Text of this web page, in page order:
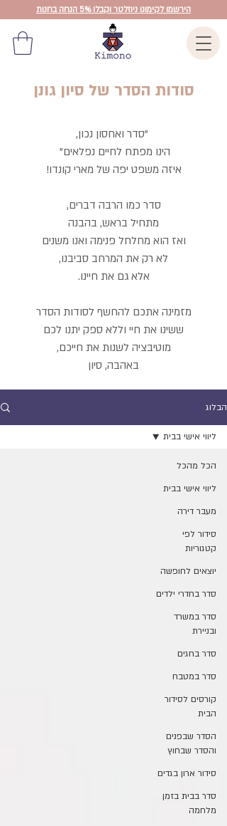
הירשמו לקימונו ניוזלטר וקבלו 5% הנחה בחנות
סודות הסדר של סיון גונן
"סדר ואחסון נכון,
הינו מפתח לחיים נפלאים"
איזה משפט יפה של מארי קונדו!
סדר כמו הרבה דברים,
מתחיל בראש, בהבנה
ואז הוא מחלחל פנימה ואנו משנים
לא רק את המרחב סביבנו,
אלא גם את חיינו.
מזמינה אתכם להחשף לסודות הסדר
ששינו את חיי וללא ספק יתנו לכם
מוטיבציה לשנות את חייכם,
באהבה, סיון
הבלוג
הכל מהכל
ליווי אישי בבית
מעבר דירה
סידור לפי
קטגוריות
יוצאים לחופשה
סדר בחדרי ילדים
סדר במשרד
ובניירת
סדר בחגים
סדר במטבח
קורסים לסידור
הבית
הסדר שבפנים
והסדר שבחוץ
סידור ארון בגדים
סדר בבית בזמן
מלחמה
ליווי אישי בבית